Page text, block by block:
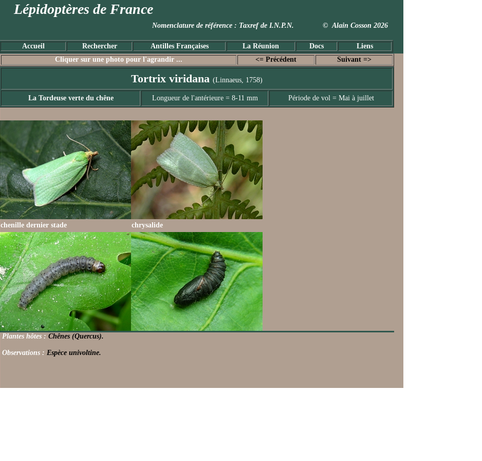
Lépidoptères de France
Nomenclature de référence : Taxref de I.N.P.N. © Alain Cosson 2026
Accueil Rechercher Antilles Françaises La Réunion Docs Liens
Cliquer sur une photo pour l'agrandir ... <= Précédent Suivant =>
Tortrix viridana (Linnaeus, 1758)
La Tordeuse verte du chêne Longueur de l'antérieure = 8-11 mm Période de vol = Mai à juillet
chenille dernier stade chrysalide
Plantes hôtes : Chênes (Quercus).
Observations : Espèce univoltine.